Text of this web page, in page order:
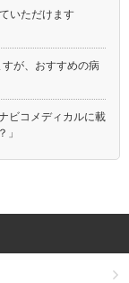
いただけます
すが、おすすめの病
ビコメディカルに載
」